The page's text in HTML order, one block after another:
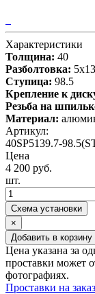
Характеристики
Толщина: 40
Разболтовка:
Ступица: 98.5
Крепление к
Резьба на
Материал:
Артикул:
40SP5139.7-
Цена
4 200 руб.
шт.
Схема установки
×
Добавить в корзину
Цена указана за
проставки может
фотографиях.
Проставки на заказ